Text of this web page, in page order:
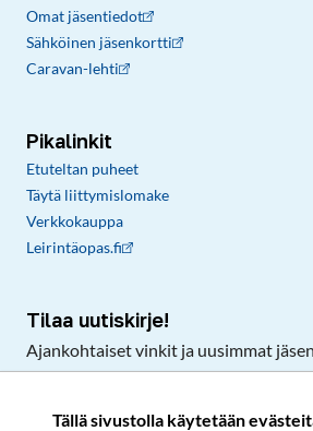
Tällä sivustolla käytetään
Omat jäsentiedot
Sähköinen jäsenkortti
Caravan-lehti
Pikalinkit
Etuteltan puheet
Täytä liittymislomake
Verkkokauppa
Leirintäopas.fi
Tilaa uutiskirje!
Ajankohtaiset vinkit ja uusimmat